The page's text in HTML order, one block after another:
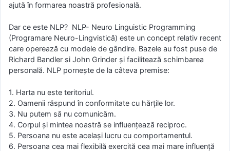
ajută în formarea noastră profesională.
Dar ce este NLP? NLP- Neuro Linguistic Programming
(Programare Neuro-Lingvistică) este un concept relativ recent
care operează cu modele de gândire. Bazele au fost puse de
Richard Bandler si John Grinder și facilitează schimbarea
personală. NLP pornește de la câteva premise:
1. Harta nu este teritoriul.
2. Oamenii răspund în conformitate cu hărțile lor.
3. Nu putem să nu comunicăm.
4. Corpul și mintea noastră se influențează reciproc.
5. Persoana nu este același lucru cu comportamentul.
6. Persoana cea mai flexibilă exercită cea mai mare influență